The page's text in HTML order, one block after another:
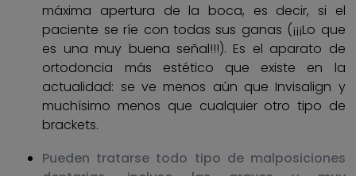
máxima apertura de la boca, es decir, si el
paciente se ríe con todas sus ganas (¡¡¡Lo que
es una muy buena señal!!!). Es el aparato de
ortodoncia más estético que existe en la
actualidad: se ve menos aún que Invisalign y
muchísimo menos que cualquier otro tipo de
brackets.
Pueden tratarse todo tipo de malposiciones